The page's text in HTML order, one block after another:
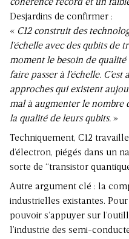
cohérence record et un
Desjardins de confirmer :
« C12 construit des
l’échelle avec des qubits de
moment le besoin de
faire passer à l’échelle.
approches qui existent
mal à augmenter le nombre
la qualité de leurs qubits. »
Techniquement, C12
d’électron, piégés dans un
sorte de “transistor
Autre argument clé : la
industrielles existantes.
pouvoir s’appuyer sur
l’industrie des semi-